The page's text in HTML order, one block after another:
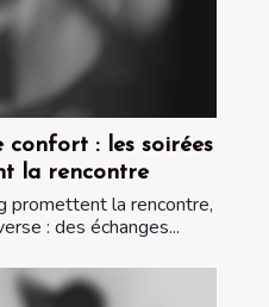
confort : les soirées
la rencontre
promettent la rencontre,
: des échanges...